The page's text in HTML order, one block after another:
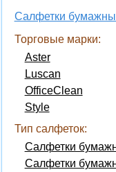
Салфетки
Торговые марки:
Aster
Luscan
OfficeClean
Style
Тип салфеток:
Салфетки
Салфетки